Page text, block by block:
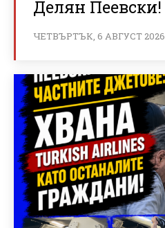
Делян Пеевски!
ЧЕТВЪРТЪК, 6 АВГУСТ 2026